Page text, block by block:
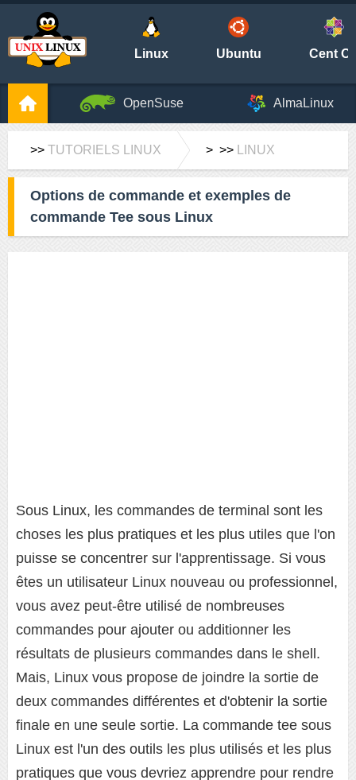
Linux Ubuntu Cent
OpenSuse AlmaLinux
>> TUTORIELS LINUX > >> LINUX
Options de commande et exemples de
commande Tee sous Linux
Sous Linux, les commandes de terminal sont les
choses les plus pratiques et les plus utiles que l'on
puisse se concentrer sur l'apprentissage. Si vous
êtes un utilisateur Linux nouveau ou professionnel,
vous avez peut-être utilisé de nombreuses
commandes pour ajouter ou additionner les
résultats de plusieurs commandes dans le shell.
Mais, Linux vous propose de joindre la sortie de
deux commandes différentes et d'obtenir la sortie
finale en une seule sortie. La commande tee sous
Linux est l'un des outils les plus utilisés et les plus
pratiques que vous devriez apprendre pour rendre